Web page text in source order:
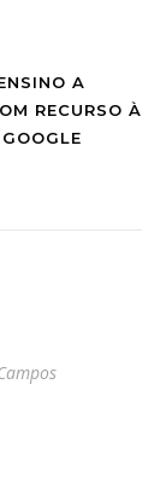
A
RECURSO À